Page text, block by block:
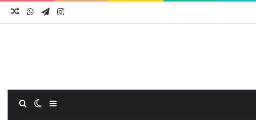
اینستاگرام
تلگرام واتس
سایدبارتغییر